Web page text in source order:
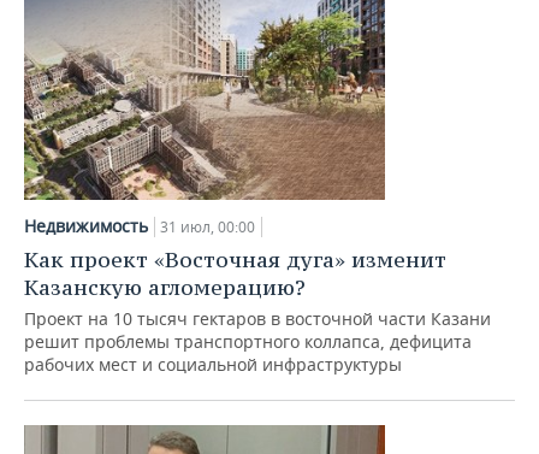
Недвижимость 31 июл, 00:00
Как проект «Восточная дуга» изменит
Казанскую агломерацию?
Проект на 10 тысяч гектаров в восточной части Казани
решит проблемы транспортного коллапса, дефицита
рабочих мест и социальной инфраструктуры